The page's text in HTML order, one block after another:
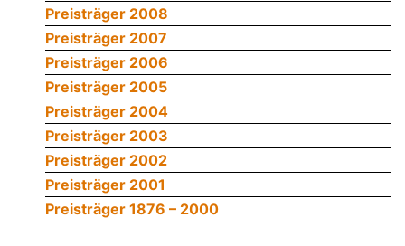
Preisträger 2008
Preisträger 2007
Preisträger 2006
Preisträger 2005
Preisträger 2004
Preisträger 2003
Preisträger 2002
Preisträger 2001
Preisträger 1876 – 2000